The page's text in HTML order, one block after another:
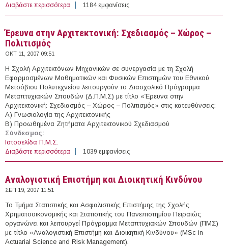
Διαβάστε περισσότερα για Οργάνωση και Διοίκηση Επιχειρήσεων Τροφίμων και
Γεωργίας
1184 εμφανίσεις
Έρευνα στην Αρχιτεκτονική: Σχεδιασμός – Χώρος –
Πολιτισμός
ΟΚΤ 11, 2007 09:51
Η Σχολή Αρχιτεκτόνων Μηχανικών σε συνεργασία με τη Σχολή
Εφαρμοσμένων Μαθηματικών και Φυσικών Επιστημών του Εθνικού
Μετσόβιου Πολυτεχνείου λειτουργούν το Διασχολικό Πρόγραμμα
Μεταπτυχιακών Σπουδών (Δ.Π.Μ.Σ) με τίτλο «Έρευνα στην
Αρχιτεκτονική: Σχεδιασμός – Χώρος – Πολιτισμός» στις κατευθύνσεις:
Α) Γνωσιολογία της Αρχιτεκτονικής
B) Προωθημένα Ζητήματα Αρχιτεκτονικού Σχεδιασμού
Σύνδεσμος:
Ιστοσελίδα Π.Μ.Σ.
Διαβάστε περισσότερα για Έρευνα στην Αρχιτεκτονική: Σχεδιασμός – Χώρος –
Πολιτισμός
1039 εμφανίσεις
Αναλογιστική Επιστήμη και Διοικητική Κινδύνου
ΣΕΠ 19, 2007 11:51
Το Τμήμα Στατιστικής και Ασφαλιστικής Επιστήμης της Σχολής
Χρηματοοικονομικής και Στατιστικής του Πανεπιστημίου Πειραιώς
οργανώνει και λειτουργεί Πρόγραμμα Μεταπτυχιακών Σπουδών (ΠΜΣ)
με τίτλο «Αναλογιστική Επιστήμη και Διοικητική Κινδύνου» (MSc in
Actuarial Science and Risk Management).